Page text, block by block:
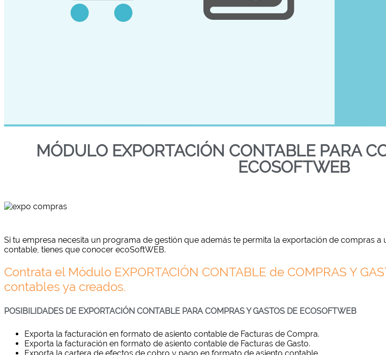
MÓDULO EXPORTACIÓN CONTABLE PARA
ECOSOFTWEB
Si tu empresa necesita un programa de gestión que además te permita la exportación de compras
contable, tienes que conocer ecoSoftWEB.
Contrata el Módulo EXPORTACIÓN CONTABLE de COMPRAS Y
contables ya creados.
POSIBILIDADES DE EXPORTACIÓN CONTABLE PARA COMPRAS Y GASTOS DE ECOSOFTWEB
Exporta la facturación en formato de asiento contable de Facturas de Compra.
Exporta la facturación en formato de asiento contable de Facturas de Gasto.